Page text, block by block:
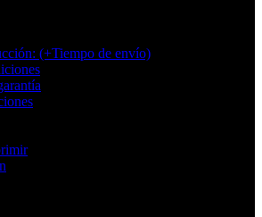
(+Tiempo de envío)